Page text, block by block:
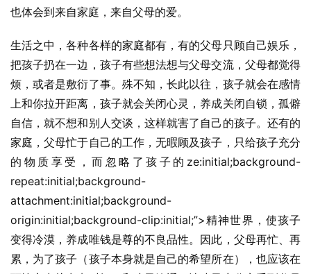
也体会到来自家庭，来自父母的爱。
生活之中，各种各样的家庭都有，有的父母只顾自己娱乐，
把孩子扔在一边，孩子有些想法想与父母交流，父母都觉得
烦，或者是敷衍了事。殊不知，长此以往，孩子就会在感情
上和你拉开距离，孩子就会关闭心灵，养成关闭自锁，孤僻
自信，就不想和别人交谈，这样就害了自己的孩子。还有的
家庭，父母忙于自己的工作，无暇顾及孩子，只给孩子充分
的物质享受，而忽略了孩子的ze:initial;background-
repeat:initial;background-
attachment:initial;background-
origin:initial;background-clip:initial;”>精神世界，使孩子
变得冷漠，养成唯钱是尊的不良品性。因此，父母再忙、再
累，为了孩子（孩子本身就是自己的希望所在），也应该在